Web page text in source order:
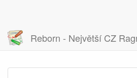
Reborn - Největší CZ
Historie herni_prvky